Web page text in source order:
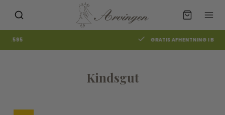
GRATIS AFHENTNING I BUTIKKEN
Kindsgut